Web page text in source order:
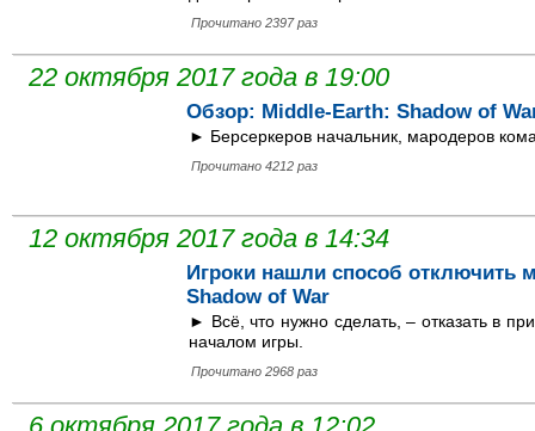
Прочитано 2397 раз
22 октября 2017 года в 19:00
Обзор: Middle-Earth: Shadow of
► Берсеркеров начальник, мародеров
Прочитано 4212 раз
12 октября 2017 года в 14:34
Игроки нашли способ отключить
Shadow of War
► Всё, что нужно сделать, – отказать в
началом игры.
Прочитано 2968 раз